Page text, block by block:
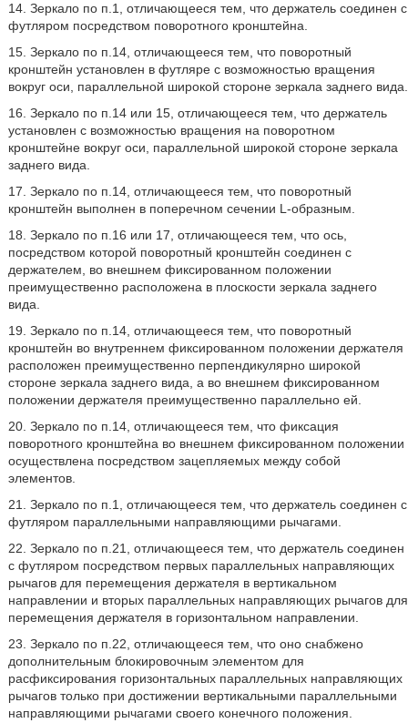
14. Зеркало по п.1, отличающееся тем, что держатель соединен с
футляром посредством поворотного кронштейна.
15. Зеркало по п.14, отличающееся тем, что поворотный
кронштейн установлен в футляре с возможностью вращения
вокруг оси, параллельной широкой стороне зеркала заднего вида.
16. Зеркало по п.14 или 15, отличающееся тем, что держатель
установлен с возможностью вращения на поворотном
кронштейне вокруг оси, параллельной широкой стороне зеркала
заднего вида.
17. Зеркало по п.14, отличающееся тем, что поворотный
кронштейн выполнен в поперечном сечении L-образным.
18. Зеркало по п.16 или 17, отличающееся тем, что ось,
посредством которой поворотный кронштейн соединен с
держателем, во внешнем фиксированном положении
преимущественно расположена в плоскости зеркала заднего
вида.
19. Зеркало по п.14, отличающееся тем, что поворотный
кронштейн во внутреннем фиксированном положении держателя
расположен преимущественно перпендикулярно широкой
стороне зеркала заднего вида, а во внешнем фиксированном
положении держателя преимущественно параллельно ей.
20. Зеркало по п.14, отличающееся тем, что фиксация
поворотного кронштейна во внешнем фиксированном положении
осуществлена посредством зацепляемых между собой
элементов.
21. Зеркало по п.1, отличающееся тем, что держатель соединен с
футляром параллельными направляющими рычагами.
22. Зеркало по п.21, отличающееся тем, что держатель соединен
с футляром посредством первых параллельных направляющих
рычагов для перемещения держателя в вертикальном
направлении и вторых параллельных направляющих рычагов для
перемещения держателя в горизонтальном направлении.
23. Зеркало по п.22, отличающееся тем, что оно снабжено
дополнительным блокировочным элементом для
расфиксирования горизонтальных параллельных направляющих
рычагов только при достижении вертикальными параллельными
направляющими рычагами своего конечного положения.